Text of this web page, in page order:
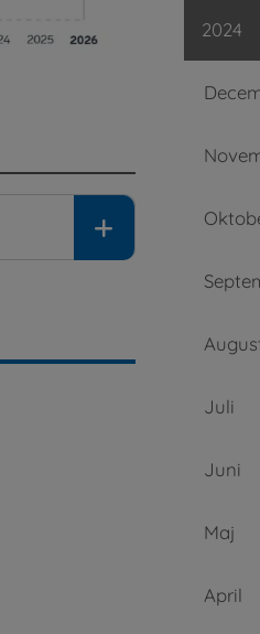
2024
Juli
Juni
Maj
April